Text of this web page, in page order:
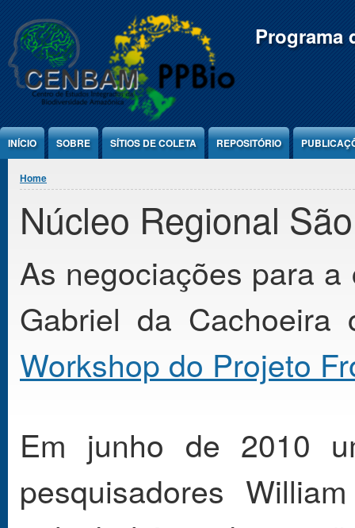
Programa
INÍCIO SOBRE SÍTIOS DE COLETA REPOSITÓRIO
You are here
Home
Núcleo Regional
As negociações para
Gabriel da
Workshop do Projeto
Em junho de 2010
pesquisadores